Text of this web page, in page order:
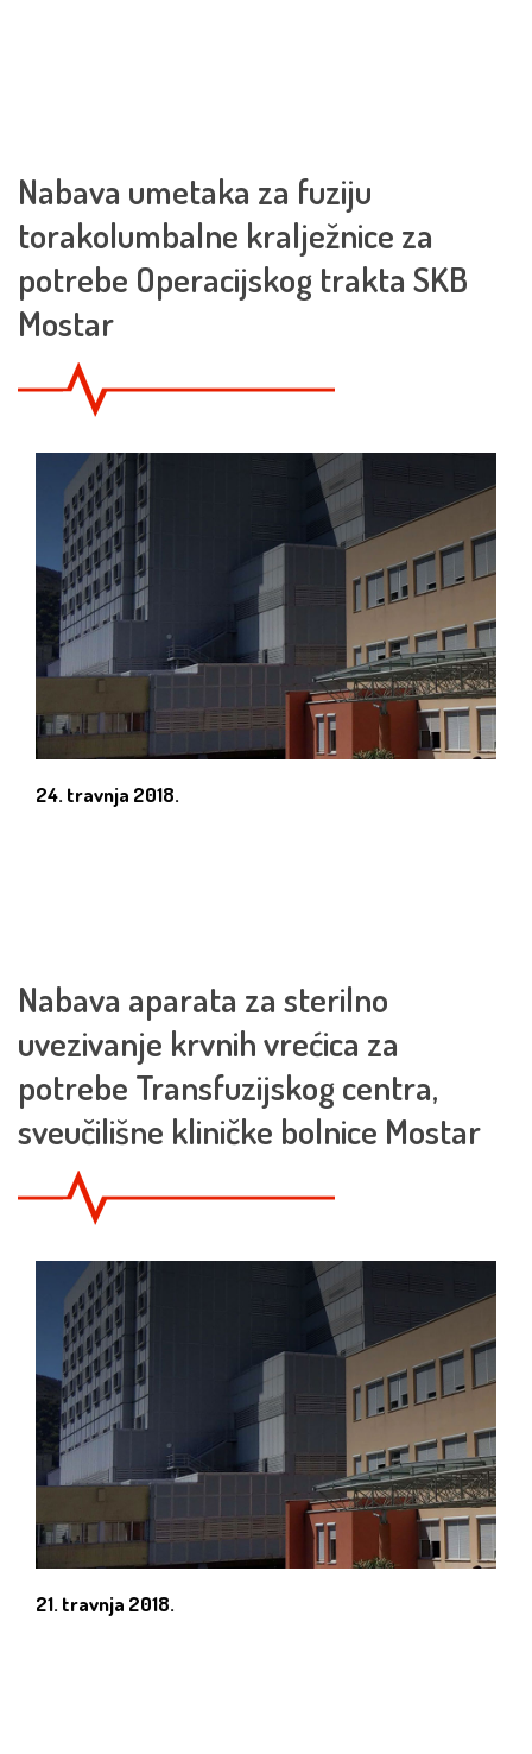
Nabava umetaka za fuziju
torakolumbalne kralježnice za
potrebe Operacijskog trakta SKB
Mostar
24. travnja 2018.
Nabava aparata za sterilno
uvezivanje krvnih vrećica za
potrebe Transfuzijskog centra,
sveučilišne kliničke bolnice Mostar
21. travnja 2018.